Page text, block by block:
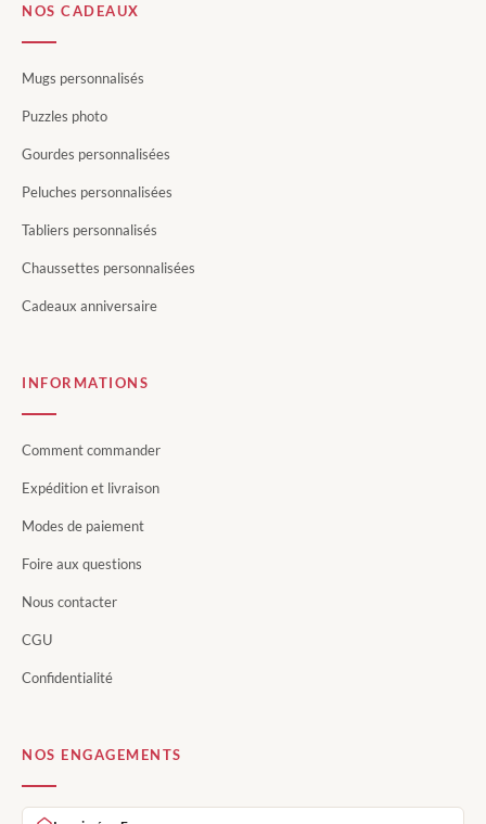
NOS CADEAUX
Mugs personnalisés
Puzzles photo
Gourdes personnalisées
Peluches personnalisées
Tabliers personnalisés
Chaussettes personnalisées
Cadeaux anniversaire
INFORMATIONS
Comment commander
Expédition et livraison
Modes de paiement
Foire aux questions
Nous contacter
CGU
Confidentialité
NOS ENGAGEMENTS